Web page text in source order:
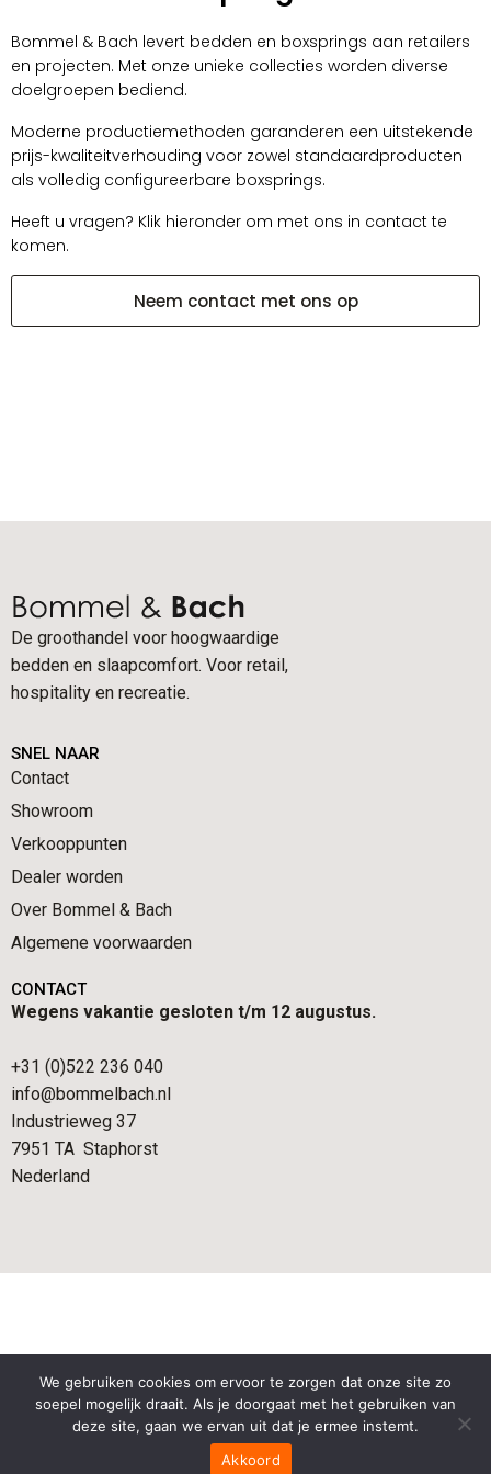
Bommel & Bach levert bedden en boxsprings aan retailers
en projecten. Met onze unieke collecties worden diverse
doelgroepen bediend.
Moderne productiemethoden garanderen een uitstekende
prijs-kwaliteitverhouding voor zowel standaardproducten
als volledig configureerbare boxsprings.
Heeft u vragen? Klik hieronder om met ons in contact te
komen.
Neem contact met ons op
De groothandel voor hoogwaardige
bedden en slaapcomfort. Voor retail,
hospitality en recreatie.
SNEL NAAR
Contact
Showroom
Verkooppunten
Dealer worden
Over Bommel & Bach
Algemene voorwaarden
CONTACT
Wegens vakantie gesloten t/m 12 augustus.
+31 (0)522 236 040
info@bommelbach.nl
Industrieweg 37
7951 TA Staphorst
Nederland
We gebruiken cookies om ervoor te zorgen dat onze site zo
soepel mogelijk draait. Als je doorgaat met het gebruiken van
deze site, gaan we ervan uit dat je ermee instemt.
Akkoord